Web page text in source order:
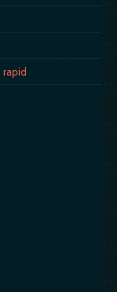
rapid